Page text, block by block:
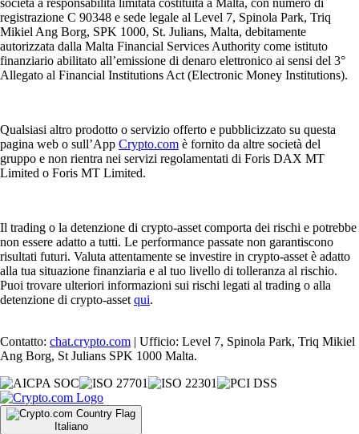
società a responsabilità limitata costituita a Malta, con numero di
registrazione C 90348 e sede legale al Level 7, Spinola Park, Triq
Mikiel Ang Borg, SPK 1000, St. Julians, Malta, debitamente
autorizzata dalla Malta Financial Services Authority come istituto
finanziario abilitato all’emissione di denaro elettronico ai sensi del 3°
Allegato al Financial Institutions Act (Electronic Money Institutions).
Qualsiasi altro prodotto o servizio offerto e pubblicizzato su questa
pagina web o sull’App Crypto.com è fornito da altre società del
gruppo e non rientra nei servizi regolamentati di Foris DAX MT
Limited o Foris MT Limited.
Il trading o la detenzione di crypto-asset comporta dei rischi e potrebbe
non essere adatto a tutti. Le performance passate non garantiscono
risultati futuri. Valuta attentamente se investire in crypto-asset è adatto
alla tua situazione finanziaria e al tuo livello di tolleranza al rischio.
Puoi trovare ulteriori informazioni sui rischi legati al trading o alla
detenzione di crypto-asset qui.
Contatto: chat.crypto.com | Ufficio: Level 7, Spinola Park, Triq Mikiel
Ang Borg, St Julians SPK 1000 Malta.
Italiano